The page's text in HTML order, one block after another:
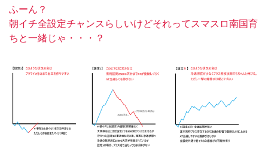
ふーん？
朝イチ全設定チャンスらしいけどそれってスマスロ南国育
ちと一緒じゃ・・・？